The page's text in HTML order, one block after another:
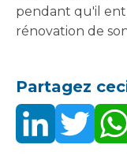
pendant qu'il
rénovation de
Partagez